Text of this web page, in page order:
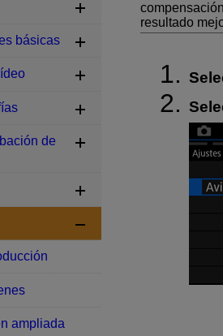
resultado
básicas
de
ampliada